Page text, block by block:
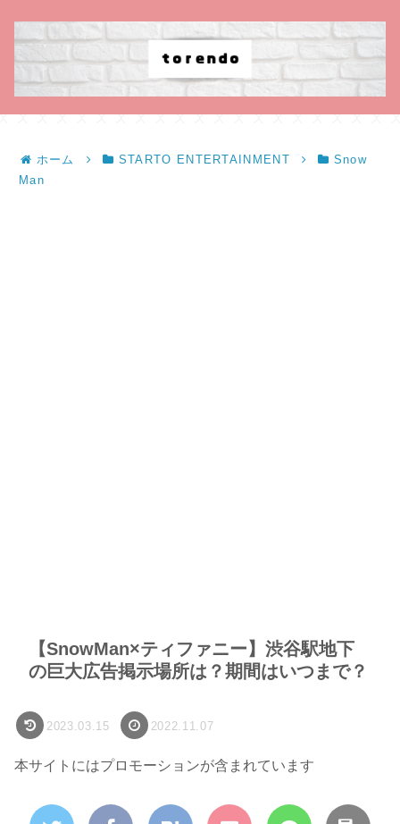
ホーム STARTO ENTERTAINMENT
Snow
Man
【SnowMan×ティファニー】渋谷駅地下
の巨大広告掲示場所は？期間はいつまで？
2023.03.15 2022.11.07
本サイトにはプロモーションが含まれています